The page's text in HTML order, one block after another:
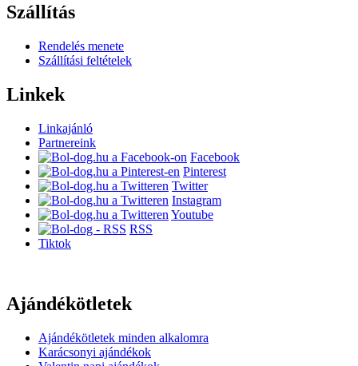
Szállítás
Rendelés menete
Szállítási feltételek
Linkek
Linkajánló
Partnereink
Facebook
Pinterest
Twitter
Instagram
Youtube
RSS
Tiktok
Ajándékötletek
Ajándékötletek minden alkalomra
Karácsonyi ajándékok